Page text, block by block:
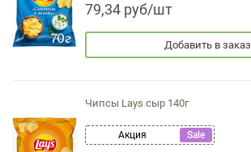
79,34 руб/шт
Добавить в заказ
Чипсы Lays сыр 140г
Акция Sale